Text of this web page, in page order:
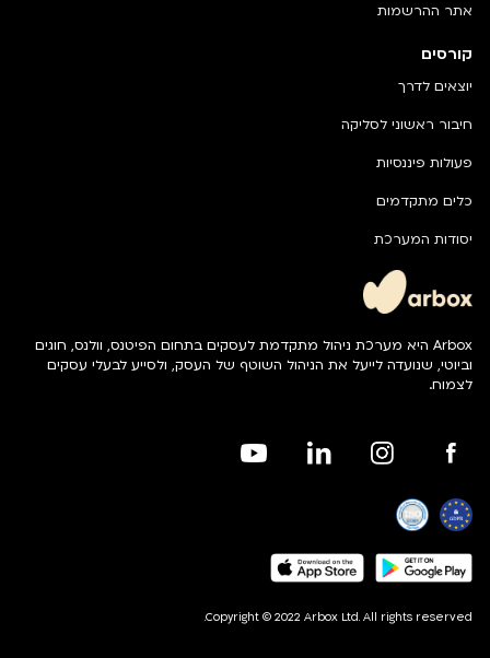
Arbox היא מערכת ניהול מתקדמת לעסקים בתחום הפיטנס, וולנס, חוגים
וביוטי, שנועדה לייעל את הניהול השוטף של העסק, ולסייע לבעלי עסקים
לצמוח.
קורסים
יוצאים לדרך
חיבור ראשוני לסליקה
פעולות פיננסיות
כלים מתקדמים
יסודות המערכת
אתר ההרשמות
Copyright © 2022 Arbox Ltd. All rights reserved.